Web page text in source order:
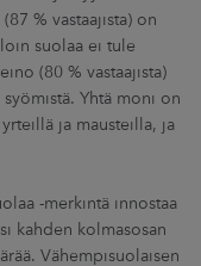
% vastaajista) on
suolaa ei tule
(80 % vastaajista)
Yhtä moni on
ja mausteilla, ja
-merkintä innostaa
kahden kolmasosan
Vähempisuolaisen